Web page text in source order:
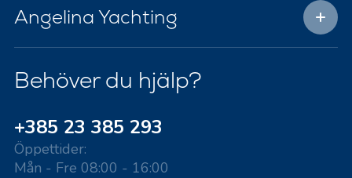
Angelina Yachting
Behöver du hjälp?
+385 23 385 293
Öppettider:
Mån - Fre 08:00 - 16:00